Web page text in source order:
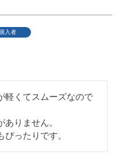
入者
軽くてスムーズなので
りません。
ったりです。